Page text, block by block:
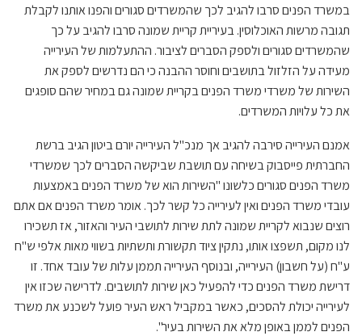
במשרד הפנים סרבו להגיב לכך שהמשרדים סגורים והפנו אותנו לקבלת
תגובה מרשות האוכלוסין. בעיריית קריית שמונה סרבו להגיב על כך
שהמשרדים סגורים ולספק הסברים לציבור. ההתעלמות של העירייה
מעידה על הזלזול בתושבים וחוסר ההבנה כי הם נדרשים לספק את
השירות של משרדי משרד הפנים בקריית שמונה גם במחיר שהם סופגים
את כל עלויות המשרדים.
אמנם העירייה סירבה להגיב אך מנכ"ל העירייה יורם ביטון הגיב ברשת
החברתית פייסבוק בשיחה עם תושבת שביקשה הסברים לכך שמשרדי
משרד הפנים סגורים כלשונו "השירות הוא של משרד הפנים באמצעות
עובדי משרד הפנים ואין לעירייה כל קשר לכך. אומר משרד הפנים אם אתם
רוצים שנבוא לקריית שמונה לתת שירות לתושבי העיר והאזור, אז תשכירו
לנו מקום, תשפצו אותו, נתקין ציוד תקשורת ותשתיות בשווי מאות אלפי ש"ח
ע"ח (על חשבון) העירייה, ובנוסף העירייה תממן עלות של עובד אחד. זו
דרישת משרד הפנים כדי להפעיל כאן שירות לתושבים. לדרישה שכזו אין
לעירייה יכולת להסכים, כאשר במקביל ראש העיר פועל לשכנע את משרד
הפנים לממן באופן מלא את השירות בעיר".